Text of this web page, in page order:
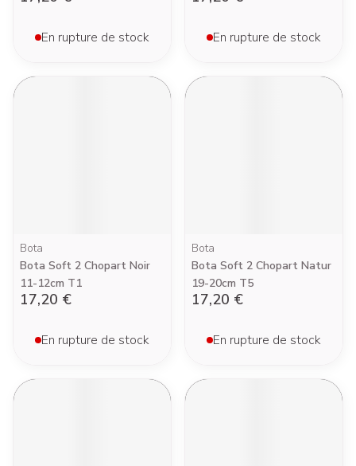
En rupture de stock En rupture de stock
Bota
Bota Soft 2 Chopart Noir
11-12cm T1
17,20 €
En rupture de stock
Bota
Bota Soft 2 Chopart Natur
19-20cm T5
17,20 €
En rupture de stock